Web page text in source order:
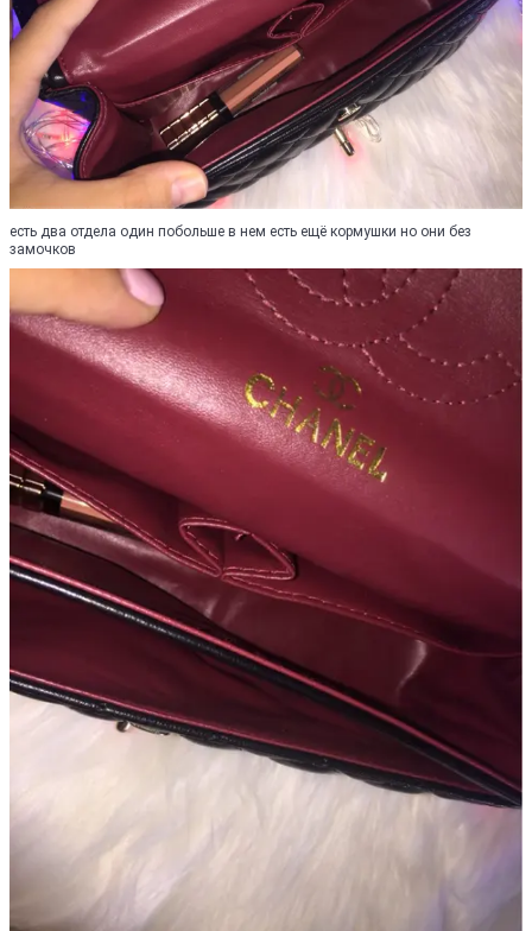
есть два отдела один побольше в нем есть ещё кормушки но они без
замочков